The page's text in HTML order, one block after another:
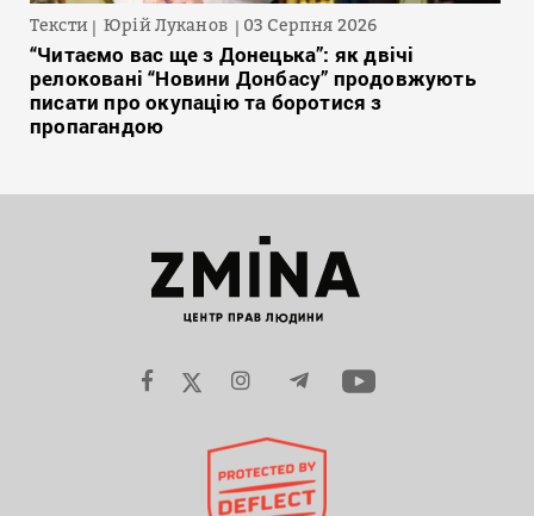
Тексти Юрій Луканов 03 Серпня 2026
“Читаємо вас ще з Донецька”: як двічі
релоковані “Новини Донбасу” продовжують
писати про окупацію та боротися з
пропагандою